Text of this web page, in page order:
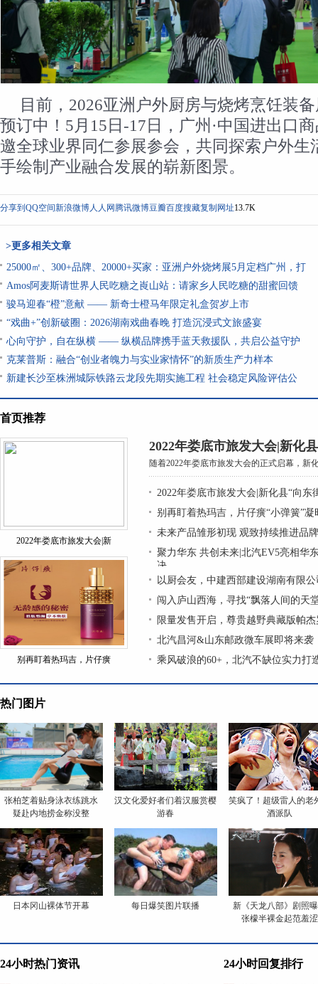
目前，2026亚洲户外厨房与烧烤烹饪装
预订中！5月15日-17日，广州·中国进出口
邀全球业界同仁参展参会，共同探索户外生
手绘制产业融合发展的崭新图景。
分享到 QQ空间新浪微博人人网 腾讯微博豆瓣百度搜藏复制网址13.7K
>更多相关文章
25000㎡、300+品牌、20000+买家：亚洲户外烧烤展5月定档广州，打
Amos阿麦斯请世界人民吃糖之崀山站：请家乡人民吃糖的甜蜜回馈
骏马迎春“橙”意献 —— 新奇士橙马年限定礼盒贺岁上市
“戏曲+”创新破圈：2026湖南戏曲春晚 打造沉浸式文旅盛宴
心向守护，自在纵横 —— 纵横品牌携手蓝天救援队，共启公益守护
克莱普斯：融合“创业者魄力与实业家情怀”的新质生产力样本
新建长沙至株洲城际铁路云龙段先期实施工程 社会稳定风险评估公
首页推荐
2022年娄底市旅发大会|新
别再盯着热玛吉，片仔癀
2022年娄底市旅发大会|新化
随着2022年娄底市旅发大会的正式启幕，新
2022年娄底市旅发大会|新化县“向东
别再盯着热玛吉，片仔癀“小弹簧”
未来产品雏形初现 观致持续推进品
聚力华东 共创未来|北汽EV5亮相华
决
以厨会友，中建西部建设湖南有限
闯入庐山西海，寻找“飘落人间的天
限量发售开启，尊贵越野典藏版帕
北汽昌河&山东邮政微车展即将来袭
乘风破浪的60+，北汽不缺位实力打
热门图片
张柏芝着贴身泳衣练跳水
疑赴内地捞金称没整
汉文化爱好者们着汉服赏樱
游春
笑疯了！超级雷人的老
酒派队
日本冈山裸体节开幕 每日爆笑图片联播
新《天龙八部》剧照
张檬半裸金起范羞涩
24小时热门资讯 24小时回复排行